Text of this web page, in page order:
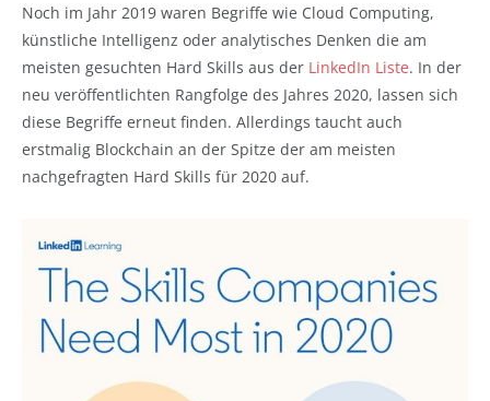
Noch im Jahr 2019 waren Begriffe wie Cloud Computing,
künstliche Intelligenz oder analytisches Denken die am
meisten gesuchten Hard Skills aus der LinkedIn Liste. In der
neu veröffentlichten Rangfolge des Jahres 2020, lassen sich
diese Begriffe erneut finden. Allerdings taucht auch
erstmalig Blockchain an der Spitze der am meisten
nachgefragten Hard Skills für 2020 auf.